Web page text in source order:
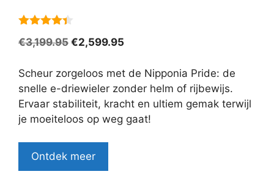
€3,199.95 Oorspronkelijke
was:
€3,199.95.
€2,599.95
is:
€2,599.95.
Scheur zorgeloos met de Nipponia Pride: de
snelle e-driewieler zonder helm of rijbewijs.
Ervaar stabiliteit, kracht en ultiem gemak terwijl
je moeiteloos op weg gaat!
Ontdek meer